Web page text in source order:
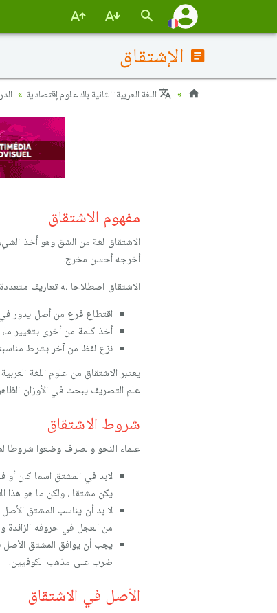
الإشتقاق
اللغة العربية: الثانية باك علوم إقتصادية
مفهوم الاشتقاق
الاشتقاق لغة من الشق وهو أخذ
أخرجه أحسن مخرج.
الاشتقاق اصطلاحا له تعاريف
اقتطاع فرع من أصل يدور
أخذ كلمة من أخرى بتغيير
نزع لفظ من آخر بشرط
يعتبر الاشتقاق من علوم اللغة
علم التصريف يبحث في الأوزان
شروط الاشتقاق
علماء النحو والصرف وضعوا شروطا
لابد في المشتق اسما كان
يكن مشتقا ، ولكن ما هو هذا
لا بد أن يناسب المشتق
من العجل في حروفه الزائدة
يجب أن يوافق المشتق الأصل
ضرب على مذهب الكوفيين.
الأصل في الاشتقاق